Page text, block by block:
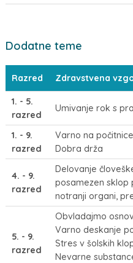
Dodatne teme
Razred Zdravstvena
1. - 5.
razred
Umivanje rok s
1. - 9.
razred
Varno na počitnice
Dobra drža
4. - 9.
razred
Delovanje
posamezen sklop
notranji organi,
5. - 9.
razred
Obvladajmo
Varno deskanje
Stres v šolskih
Nevarne